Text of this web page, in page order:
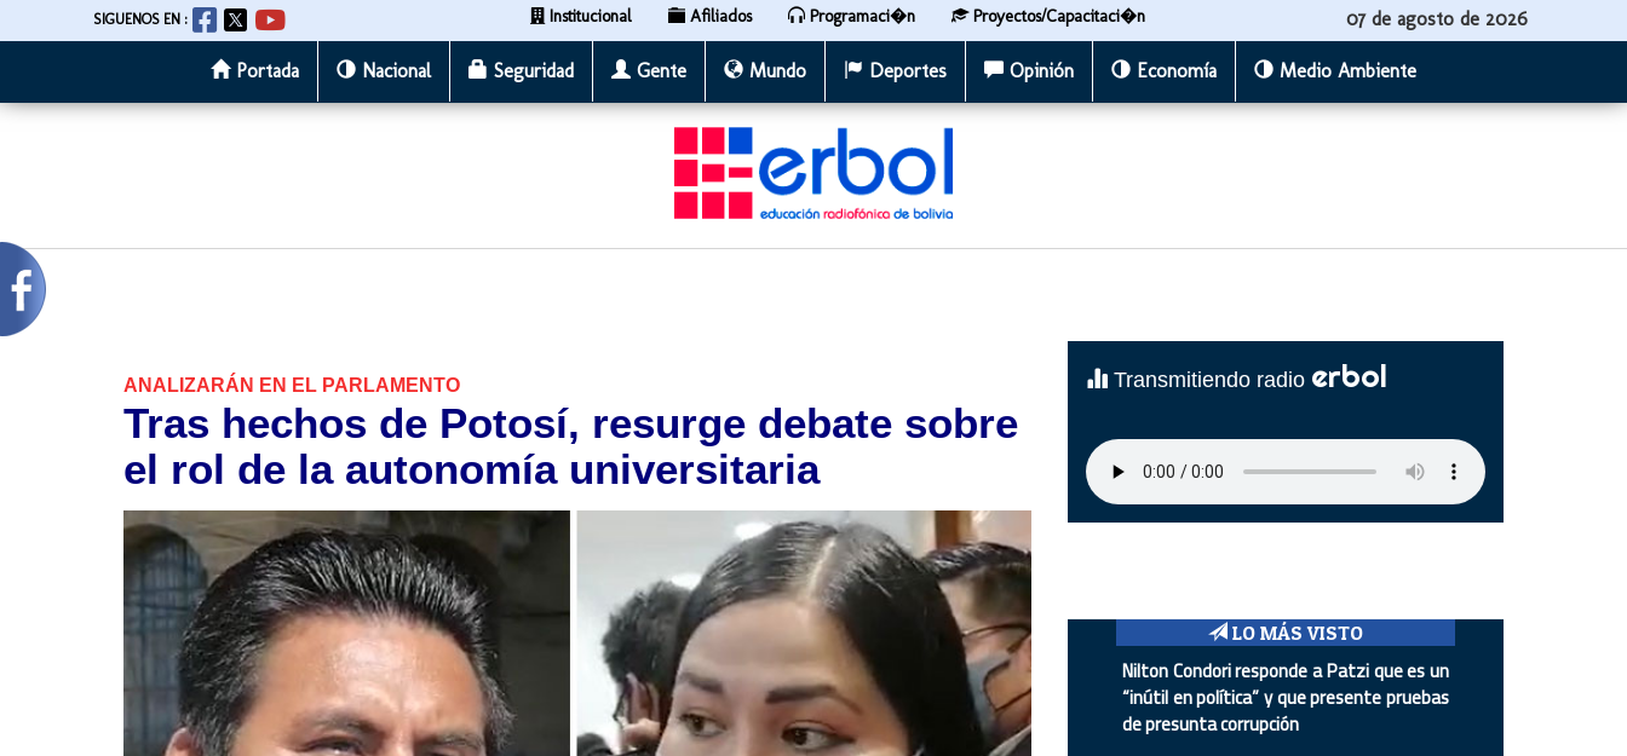
al
SIGUENOS EN : Institucional Afiliados Programaci�n Proyectos/Capacitaci�n 07 de agosto de 2026
Portada Nacional Seguridad Gente Mundo Deportes Opinión Economía Medio Ambiente
ANALIZARÁN EN EL PARLAMENTO
Tras hechos de Potosí, resurge debate sobre
el rol de la autonomía universitaria
Transmitiendo radio erbol
LO MÁS VISTO
Nilton Condori responde a Patzi que es un
“inútil en política” y que presente pruebas
de presunta corrupción